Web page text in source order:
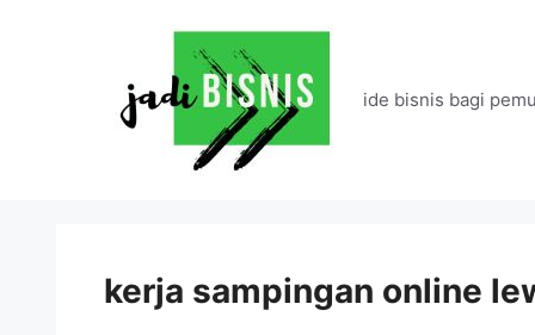
ide bisnis bagi
kerja sampingan online